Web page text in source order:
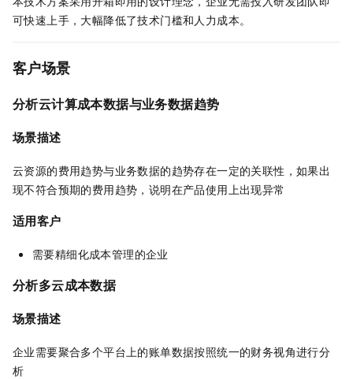
可快速上手，大幅降低了技术门槛和人力成本。
客户场景
分析云计算成本数据与业务数据趋势
场景描述
云资源的费用趋势与业务数据的趋势存在一定的关联性，如果出
现不符合预期的费用趋势，说明在产品使用上出现异常
适用客户
需要精细化成本管理的企业
分析多云成本数据
场景描述
企业需要聚合多个平台上的账单数据按照统一的财务视角进行分
析